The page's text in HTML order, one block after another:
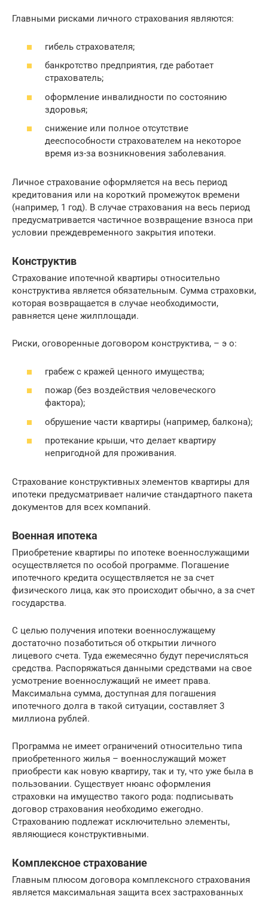
Главными рисками личного страхования являются:
гибель страхователя;
банкротство предприятия, где работает
страхователь;
оформление инвалидности по состоянию
здоровья;
снижение или полное отсутствие
дееспособности страхователем на некоторое
время из-за возникновения заболевания.
Личное страхование оформляется на весь период
кредитования или на короткий промежуток времени
(например, 1 год). В случае страхования на весь период
предусматривается частичное возвращение взноса при
условии преждевременного закрытия ипотеки.
Конструктив
Страхование ипотечной квартиры относительно
конструктива является обязательным. Сумма страховки,
которая возвращается в случае необходимости,
равняется цене жилплощади.
Риски, оговоренные договором конструктива, – э о:
грабеж с кражей ценного имущества;
пожар (без воздействия человеческого
фактора);
обрушение части квартиры (например, балкона);
протекание крыши, что делает квартиру
непригодной для проживания.
Страхование конструктивных элементов квартиры для
ипотеки предусматривает наличие стандартного пакета
документов для всех компаний.
Военная ипотека
Приобретение квартиры по ипотеке военнослужащими
осуществляется по особой программе. Погашение
ипотечного кредита осуществляется не за счет
физического лица, как это происходит обычно, а за счет
государства.
С целью получения ипотеки военнослужащему
достаточно позаботиться об открытии личного
лицевого счета. Туда ежемесячно будут перечисляться
средства. Распоряжаться данными средствами на свое
усмотрение военнослужащий не имеет права.
Максимальна сумма, доступная для погашения
ипотечного долга в такой ситуации, составляет 3
миллиона рублей.
Программа не имеет ограничений относительно типа
приобретенного жилья – военнослужащий может
приобрести как новую квартиру, так и ту, что уже была в
пользовании. Существует нюанс оформления
страховки на имущество такого рода: подписывать
договор страхования необходимо ежегодно.
Страхованию подлежат исключительно элементы,
являющиеся конструктивными.
Комплексное страхование
Главным плюсом договора комплексного страхования
является максимальная защита всех застрахованных